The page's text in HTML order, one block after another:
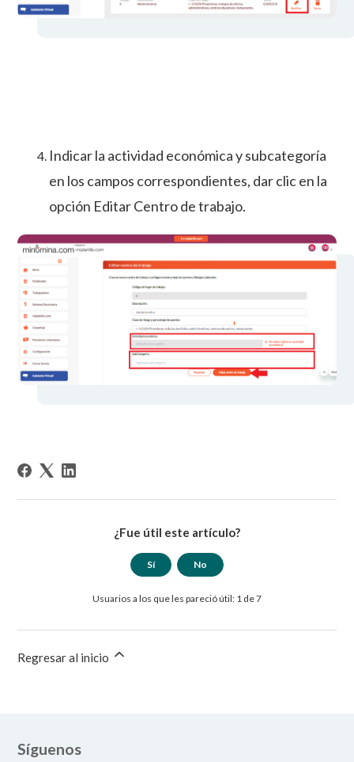
Indicar la actividad económica y subcategoría
en los campos correspondientes, dar clic en la
opción Editar Centro de trabajo.
¿Fue útil este artículo?
Sí No
Usuarios a los que les pareció útil: 1 de 7
Regresar al inicio
Síguenos